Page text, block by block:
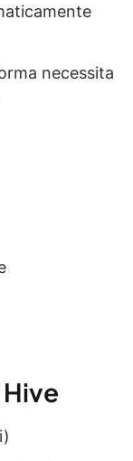
necessita